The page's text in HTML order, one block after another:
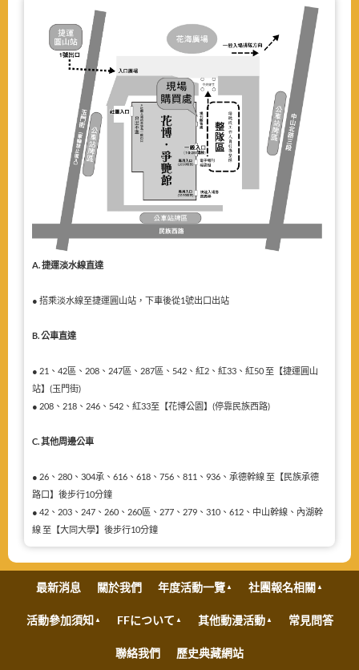
A. 捷運淡水線直達
● 搭乘淡水線至捷運圓山站，下車後從1號出口出站
B. 公車直達
● 21、42區、208、247區、287區、542、紅2、紅33、紅50 至【捷運圓山
站】(玉門街)
● 208、218、246、542、紅33至【花博公園】(停靠民族西路)
C. 其他周邊公車
● 26、280、304承、616、618、756、811、936、承德幹線 至【民族承德
路口】後步行10分鐘
● 42、203、247、260、260區、277、279、310、612、中山幹線、內湖幹
線 至【大同大學】後步行10分鐘
最新消息 關於我們 年度活動一覽 社團報名相關
活動參加須知 FFについて 其他動漫活動 常見問答
聯絡我們 歷史典藏網站